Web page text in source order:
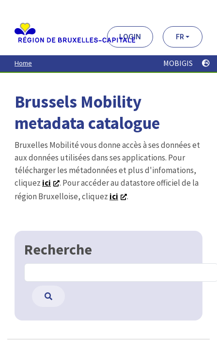
contenu
principal
LOGIN FR
Home MOBIGIS
Brussels Mobility
metadata catalogue
Bruxelles Mobilité vous donne accès à ses données et
aux données utilisées dans ses applications. Pour
télécharger les métadonnées et plus d'infomations,
cliquez ici
. Pour accéder au datastore officiel de la
région Bruxelloise, cliquez ici .
Recherche